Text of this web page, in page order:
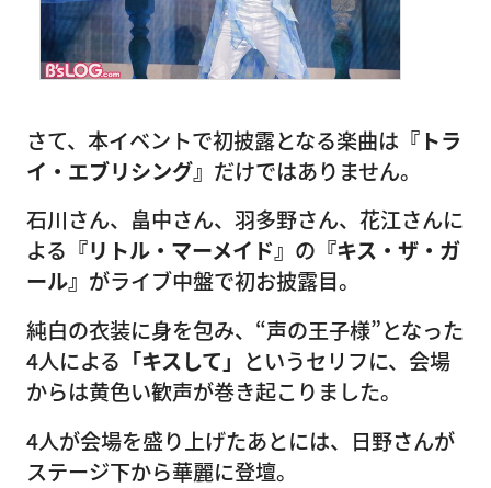
さて、本イベントで初披露となる楽曲は 『トラ
イ・エブリシング』 だけではありません。
石川さん、畠中さん、羽多野さん、花江さんに
よる 『リトル・マーメイド』 の 『キス・ザ・ガ
ール』 がライブ中盤で初お披露目。
純白の衣装に身を包み、“声の王子様”となった
4人による 「キスして」 というセリフに、会場
からは黄色い歓声が巻き起こりました。
4人が会場を盛り上げたあとには、日野さんが
ステージ下から華麗に登壇。